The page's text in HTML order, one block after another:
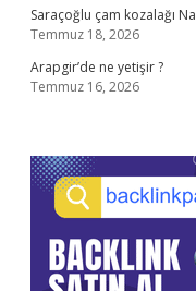
Saraçoğlu çam kozalağı
Temmuz 18, 2026
Arapgir’de ne yetişir ?
Temmuz 16, 2026